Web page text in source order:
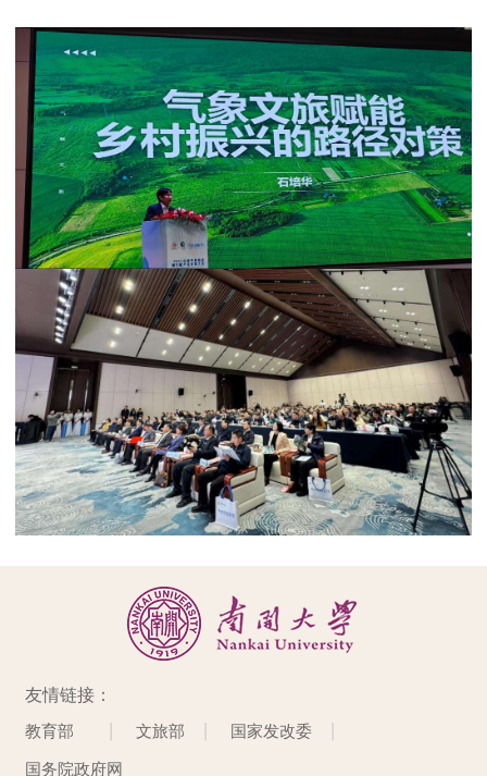
友情链接：
教育部
文旅部 国家发改委
国务院政府网